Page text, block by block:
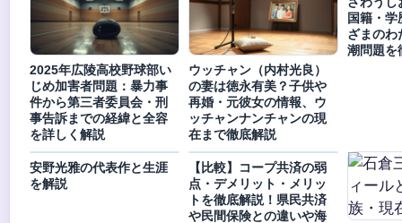
2025年広陵高校野球部い
じめ加害者問題：暴力事
件から第三者委員会・刑
事告訴までの経緯と全容
を詳しく解説
ウッチャン（内村光良）
の妻は徳永有美？子供や
再婚・元彼女の情報、ウ
ッチャンナンチャンの現
在まで徹底解説
国籍・学
ざまのわ
潮問題を
安野光雅の代表作と生涯
を解説
【比較】コープ共済の弱
点・デメリット・メリッ
トを徹底解説！県民共済
や民間保険との違いや海